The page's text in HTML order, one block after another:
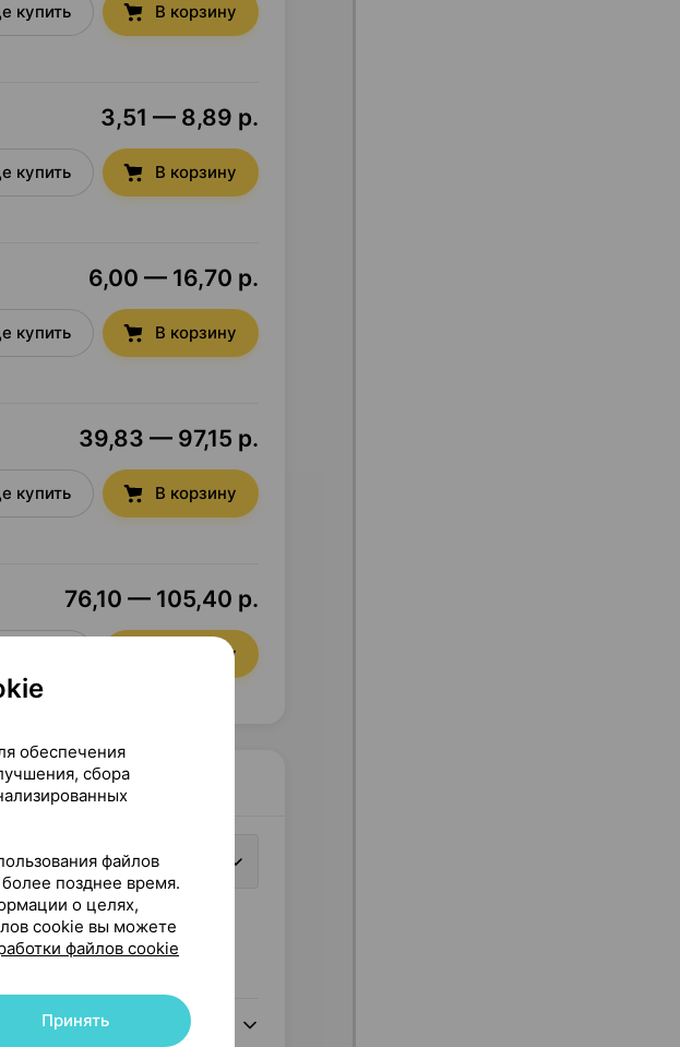
купить В корзину
3,51 — 8,89 р.
купить В корзину
6,00 — 16,70 р.
купить В корзину
39,83 — 97,15 р.
купить В корзину
76,10 — 105,40 р.
В корзину
обеспечения
сбора
файлов
позднее время.
о целях,
cookie вы можете
файлов cookie
Принять